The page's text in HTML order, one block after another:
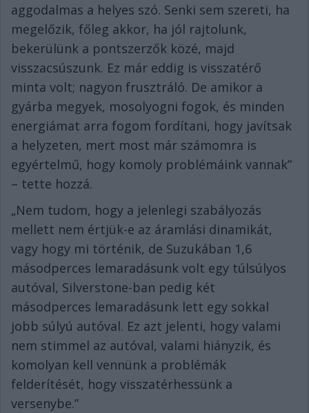
aggodalmas a helyes szó. Senki sem szereti, ha
megelőzik, főleg akkor, ha jól rajtolunk,
bekerülünk a pontszerzők közé, majd
visszacsúszunk. Ez már eddig is visszatérő
minta volt; nagyon frusztráló. De amikor a
gyárba megyek, mosolyogni fogok, és minden
energiámat arra fogom fordítani, hogy javítsak
a helyzeten, mert most már számomra is
egyértelmű, hogy komoly problémáink vannak”
– tette hozzá.
„Nem tudom, hogy a jelenlegi szabályozás
mellett nem értjük-e az áramlási dinamikát,
vagy hogy mi történik, de Suzukában 1,6
másodperces lemaradásunk volt egy túlsúlyos
autóval, Silverstone-ban pedig két
másodperces lemaradásunk lett egy sokkal
jobb súlyú autóval. Ez azt jelenti, hogy valami
nem stimmel az autóval, valami hiányzik, és
komolyan kell vennünk a problémák
felderítését, hogy visszatérhessünk a
versenybe.”